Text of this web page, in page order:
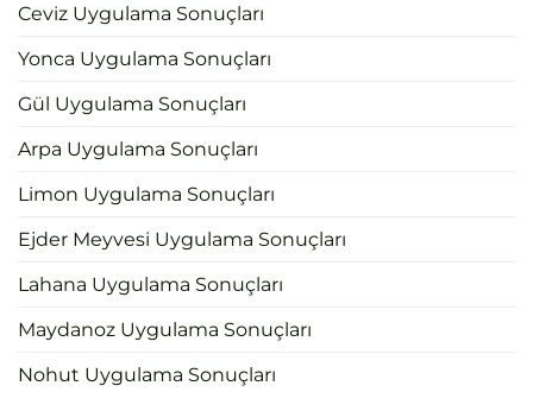
Ceviz Uygulama Sonuçları
Yonca Uygulama Sonuçları
Gül Uygulama Sonuçları
Arpa Uygulama Sonuçları
Limon Uygulama Sonuçları
Ejder Meyvesi Uygulama Sonuçları
Lahana Uygulama Sonuçları
Maydanoz Uygulama Sonuçları
Nohut Uygulama Sonuçları